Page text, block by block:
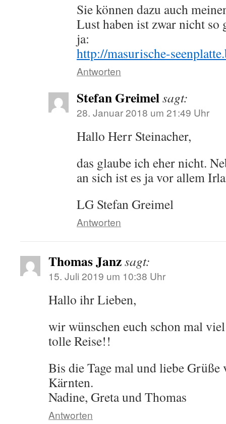
Sie können dazu auch
Lust haben ist zwar nicht so
ja:
http://masurische-
Antworten
Stefan Greimelsagt:
28. Januar 2018 um 21:49 Uhr
Hallo Herr Steinacher,
das glaube ich eher nicht.
an sich ist es ja vor allem
LG Stefan Greimel
Antworten
Thomas Janzsagt:
15. Juli 2019 um 10:38 Uhr
Hallo ihr Lieben,
wir wünschen euch schon mal
tolle Reise!!
Bis die Tage mal und liebe Grüße
Kärnten.
Nadine, Greta und Thomas
Antworten